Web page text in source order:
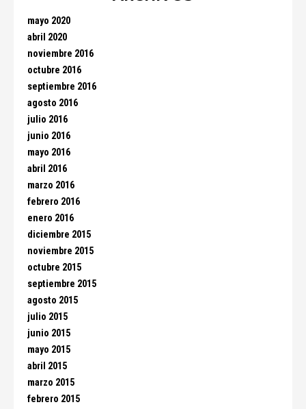
mayo 2020
abril 2020
noviembre 2016
octubre 2016
septiembre 2016
agosto 2016
julio 2016
junio 2016
mayo 2016
abril 2016
marzo 2016
febrero 2016
enero 2016
diciembre 2015
noviembre 2015
octubre 2015
septiembre 2015
agosto 2015
julio 2015
junio 2015
mayo 2015
abril 2015
marzo 2015
febrero 2015